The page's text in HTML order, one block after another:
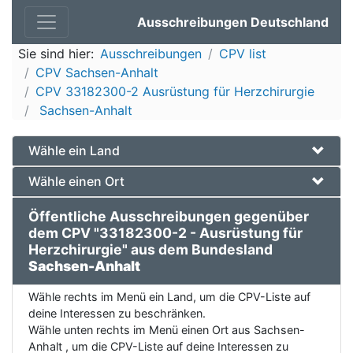
Ausschreibungen Deutschland
Sie sind hier: Ausschreibungen
CPV list
CPV Sachsen-Anhalt
CPV 33182300-2 Ausrüstung für Herzchirurgie
Sachsen-Anhalt
Wähle ein Land
Wähle einen Ort
Öffentliche Ausschreibungen gegenüber
dem CPV "33182300-2 - Ausrüstung für
Herzchirurgie" aus dem Bundesland
Sachsen-Anhalt
Wähle rechts im Menü ein Land, um die CPV-Liste auf
deine Interessen zu beschränken.
Wähle unten rechts im Menü einen Ort aus Sachsen-
Anhalt , um die CPV-Liste auf deine Interessen zu